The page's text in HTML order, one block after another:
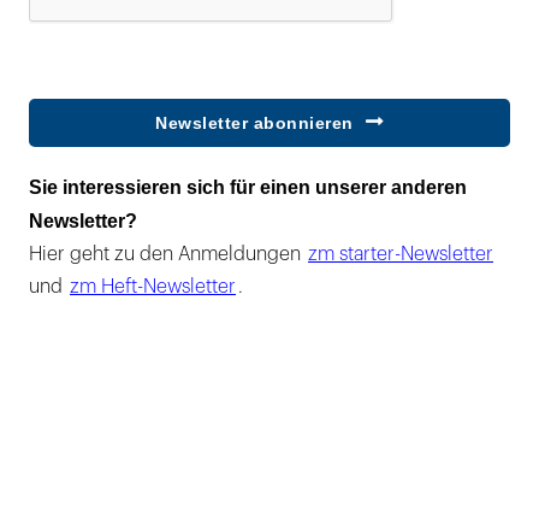
Newsletter abonnieren
Sie interessieren sich für einen unserer anderen
Newsletter?
Hier geht zu den Anmeldungen zm starter-Newsletter
und zm Heft-Newsletter .